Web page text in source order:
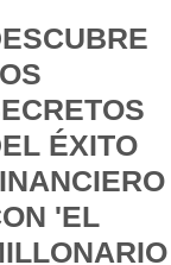
ÉXITO
'EL